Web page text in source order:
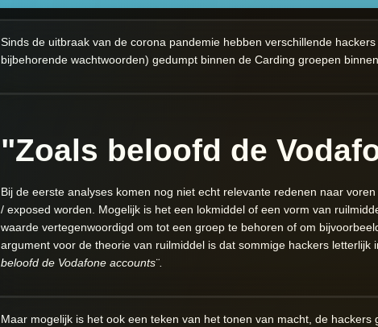
Sinds de uitbraak van de corona pandemie hebben verschillende
bijbehorende wachtwoorden) gedumpt binnen de Carding groepen binnen
"Zoals beloofd de
Bij de eerste analyses komen nog niet echt relevante redenen naar
/ exposed worden. Mogelijk is het een lokmiddel of een vorm van
waarde vertegenwoordigd om tot een groep te behoren of om
argument voor de theorie van ruilmiddel is dat sommige hackers
beloofd de Vodafone accounts¨.
Maar mogelijk is het ook een teken van het tonen van macht, de